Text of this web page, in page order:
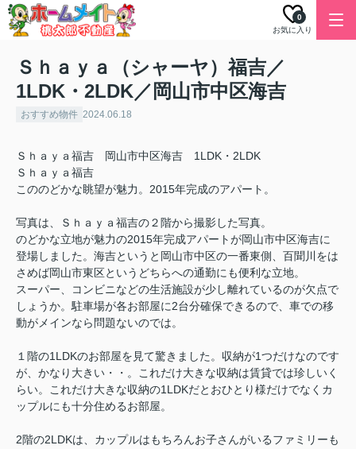
お気に入り
0
Ｓｈａｙａ（シャーヤ）福吉／
1LDK・2LDK／岡山市中区海吉
おすすめ物件 2024.06.18
Ｓｈａｙａ福吉 岡山市中区海吉 1LDK・2LDK
Ｓｈａｙａ福吉
こののどかな眺望が魅力。2015年完成のアパート。
写真は、Ｓｈａｙａ福吉の２階から撮影した写真。
のどかな立地が魅力の2015年完成アパートが岡山市中区海吉に
登場しました。海吉というと岡山市中区の一番東側、百聞川をは
さめば岡山市東区というどちらへの通勤にも便利な立地。
スーパー、コンビニなどの生活施設が少し離れているのが欠点で
しょうか。駐車場が各お部屋に2台分確保できるので、車での移
動がメインなら問題ないのでは。
１階の1LDKのお部屋を見て驚きました。収納が1つだけなのです
が、かなり大きい・・。これだけ大きな収納は賃貸では珍しいく
らい。これだけ大きな収納の1LDKだとおひとり様だけでなくカ
ップルにも十分住めるお部屋。
2階の2LDKは、カップルはもちろんお子さんがいるファミリーも